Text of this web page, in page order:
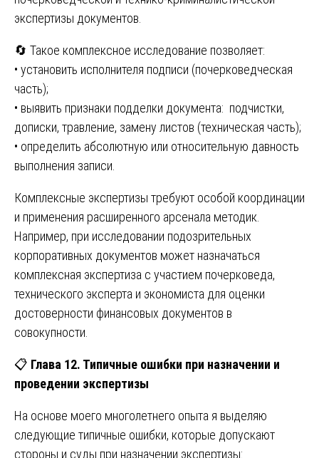
экспертизы документов.
🔄 Такое комплексное исследование позволяет:
• установить исполнителя подписи (почерковедческая
часть);
• выявить признаки подделки документа: подчистки,
дописки, травление, замену листов (техническая часть);
• определить абсолютную или относительную давность
выполнения записи.
Комплексные экспертизы требуют особой координации
и применения расширенного арсенала методик.
Например, при исследовании подозрительных
корпоративных документов может назначаться
комплексная экспертиза с участием почерковеда,
технического эксперта и экономиста для оценки
достоверности финансовых документов в
совокупности.
📋 Глава 12. Типичные ошибки при назначении и
проведении экспертизы
На основе моего многолетнего опыта я выделяю
следующие типичные ошибки, которые допускают
стороны и суды при назначении экспертизы: